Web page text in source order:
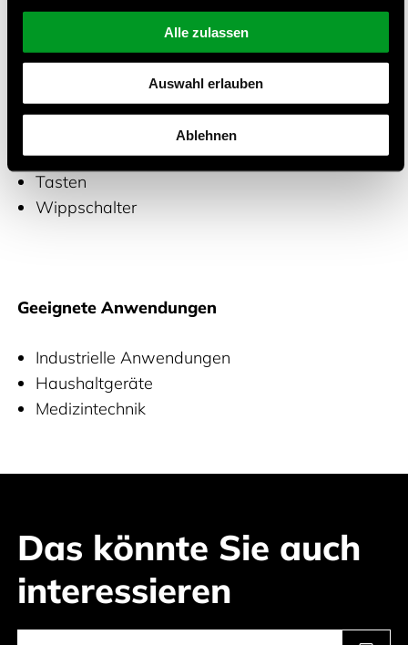
Alle zulassen
Auswahl erlauben
Ablehnen
Kippschalter
Mikro-Signalschalter
Schnappschalter
Tasten
Wippschalter
Geeignete Anwendungen
Industrielle Anwendungen
Haushaltgeräte
Medizintechnik
Das könnte Sie auch
interessieren